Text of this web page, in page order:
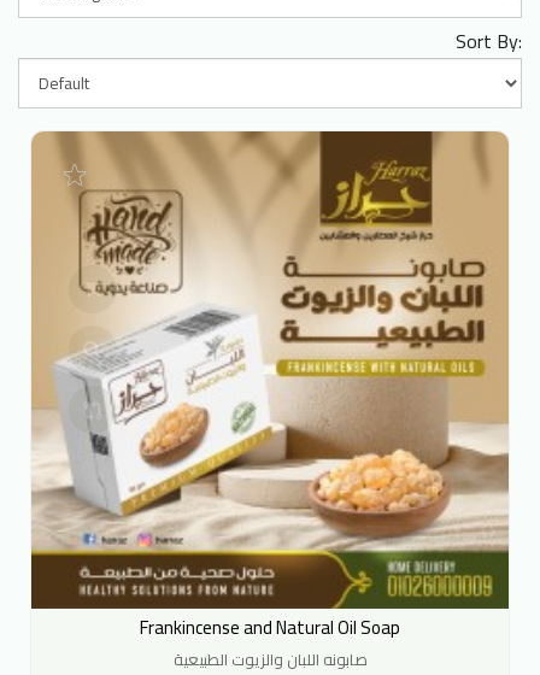
Sort By:
Frankincense and Natural Oil Soap
صابونه اللبان والزيوت الطبيعية